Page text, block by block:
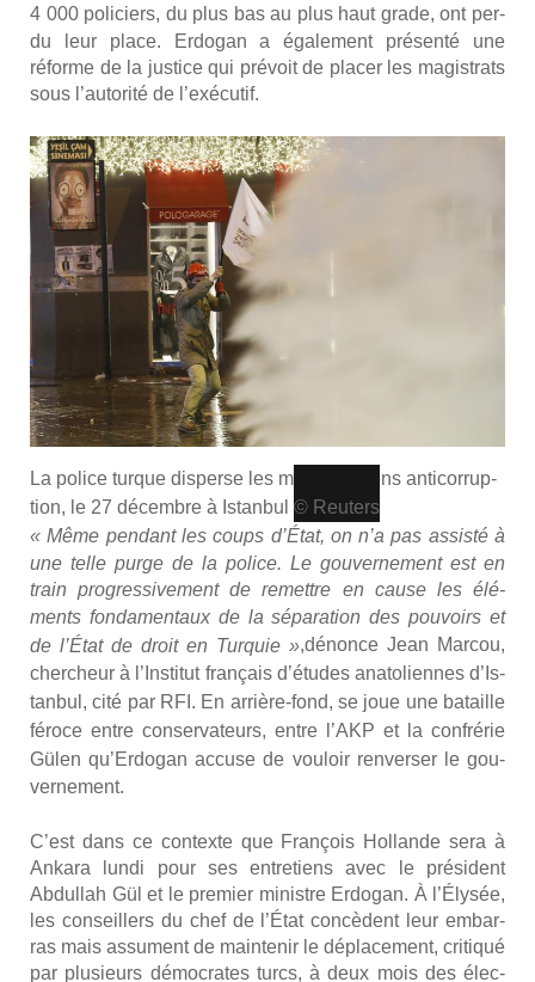
4 000 poli­ciers, du plus bas au plus haut grade, ont per­
du leur place. Erdo­gan a éga­le­ment pré­sen­té une
réforme de la jus­tice qui pré­voit de pla­cer les magis­trats
sous l’autorité de l’exécutif.
La police turque dis­perse les mani­fes­ta­tions anti­cor­rup­
tion, le 27 décembre à Istan­bul © Reu­ters
« Même pen­dant les coups d’État, on n’a pas assis­té à
une telle purge de la police. Le gou­ver­ne­ment est en
train pro­gres­si­ve­ment de remettre en cause les élé­
ments fon­da­men­taux de la sépa­ra­tion des pou­voirs et
de l’État de droit en Tur­quie »,dénonce Jean Mar­cou,
cher­cheur à l’Ins­ti­tut fran­çais d’é­tudes ana­to­liennes d’Is­
tan­bul, cité par RFI . En arrière-fond, se joue une bataille
féroce entre conser­va­teurs, entre l’AKP et la confré­rie
Gülen qu’Erdogan accuse de vou­loir ren­ver­ser le gou­
ver­ne­ment.
C’est dans ce contexte que Fran­çois Hol­lande sera à
Anka­ra lun­di pour ses entre­tiens avec le pré­sident
Abdul­lah Gül et le pre­mier ministre Erdo­gan. À l’Élysée,
les conseillers du chef de l’État concèdent leur embar­
ras mais assument de main­te­nir le dépla­ce­ment, cri­ti­qué
par plu­sieurs démo­crates turcs, à deux mois des élec­